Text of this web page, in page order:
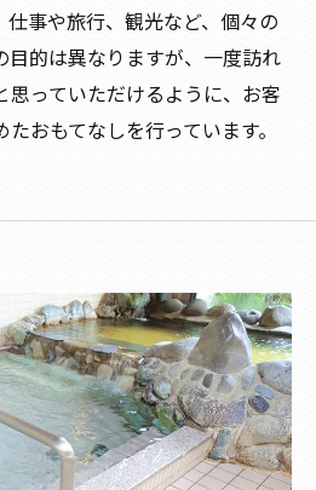
仕事や旅行、観光など、個々の
目的は異なりますが、一度訪れ
思っていただけるように、お客
おもてなしを行っています。